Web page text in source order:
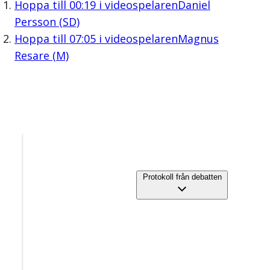
Hoppa till 00:19i videospelarenDaniel
Persson (SD)
Hoppa till 07:05i videospelarenMagnus
Resare (M)
Protokoll från debatten